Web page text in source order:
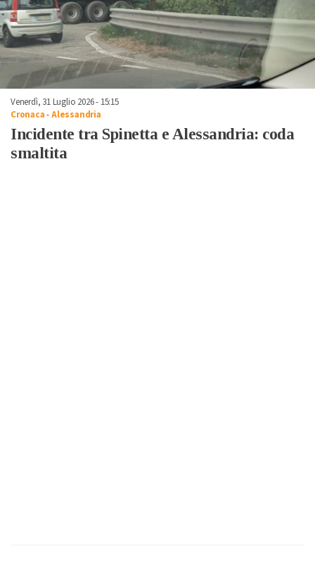
Venerdì, 31 Luglio 2026 - 15:15
Cronaca-Alessandria
Incidente tra Spinetta e Alessandria: coda
smaltita